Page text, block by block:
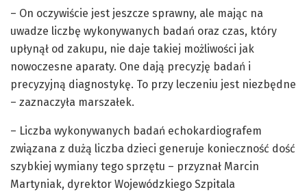
– On oczywiście jest jeszcze sprawny, ale mając na
uwadze liczbę wykonywanych badań oraz czas, który
upłynął od zakupu, nie daje takiej możliwości jak
nowoczesne aparaty. One dają precyzję badań i
precyzyjną diagnostykę. To przy leczeniu jest niezbędne
– zaznaczyła marszałek.
– Liczba wykonywanych badań echokardiografem
związana z dużą liczba dzieci generuje konieczność dość
szybkiej wymiany tego sprzętu – przyznał Marcin
Martyniak, dyrektor Wojewódzkiego Szpitala